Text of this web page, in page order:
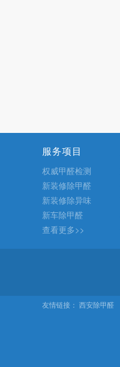
服务项目
权威甲醛检测
新装修除甲醛
新装修除异味
新车除甲醛
查看更多>>
友情链接： 西安除甲醛